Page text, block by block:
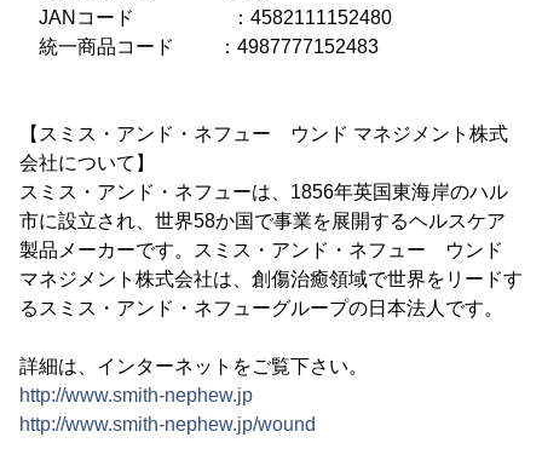
JANコード ：4582111152480
統一商品コード ：4987777152483
【スミス・アンド・ネフュー ウンド マネジメント株式
会社について】
スミス・アンド・ネフューは、1856年英国東海岸のハル
市に設立され、世界58か国で事業を展開するヘルスケア
製品メーカーです。スミス・アンド・ネフュー ウンド
マネジメント株式会社は、創傷治癒領域で世界をリードす
るスミス・アンド・ネフューグループの日本法人です。
詳細は、インターネットをご覧下さい。
http://www.smith-nephew.jp
http://www.smith-nephew.jp/wound